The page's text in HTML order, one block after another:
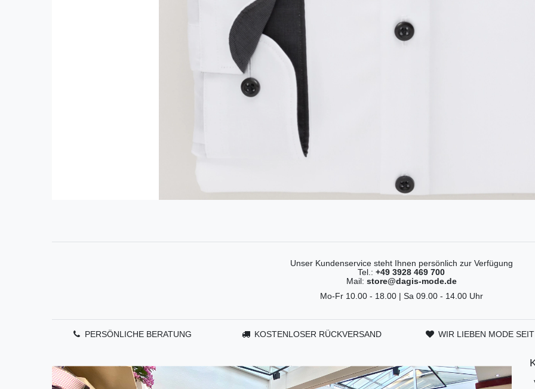
Unser Kundenservice steht Ihnen persönlich zur Verfügung
Tel.: +49 3928 469 700
Mail: store@dagis-mode.de
Mo-Fr 10.00 - 18.00 | Sa 09.00 - 14.00 Uhr
PERSÖNLICHE BERATUNG KOSTENLOSER RÜCKVERSAND WIR LIEBEN MODE